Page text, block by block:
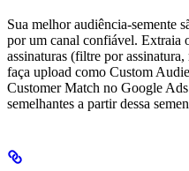
Sua melhor audiência-semente
por um canal confiável. Extraia
assinaturas (filtre por
faça upload como Custom
Customer Match no Google
semelhantes a partir dessa